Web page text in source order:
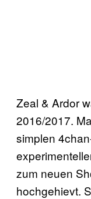
Zeal & Ardor
2016/2017.
simplen
zum neuen
hochgehievt.